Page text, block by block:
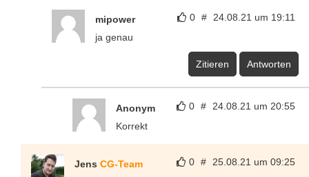
0 # 24.08.21 um 19:11
mipower
ja genau
Zitieren Antworten
0 # 24.08.21 um 20:55
Anonym
Korrekt
0 # 25.08.21 um 09:25
Jens CG-Team